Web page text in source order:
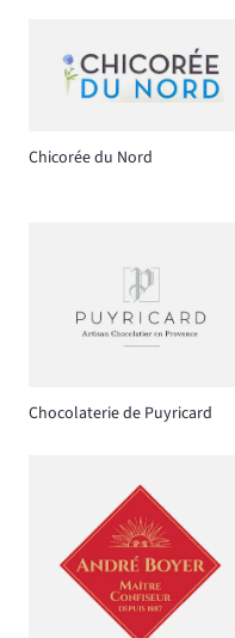
Chicorée du Nord
Chocolaterie de Puyricard